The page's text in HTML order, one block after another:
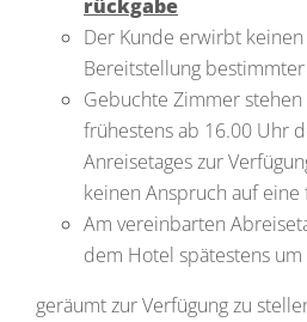
rückgabe
Der Kunde erwirbt
Bereitstellung
Gebuchte Zimmer
frühestens ab 16.00 Uhr
Anreisetages zur
keinen Anspruch auf
Am vereinbarten
dem Hotel spätestens
geräumt zur Verfügung zu